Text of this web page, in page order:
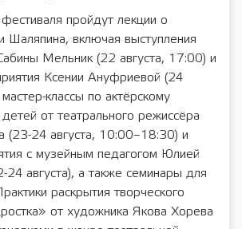
фестиваля пройдут лекции о
Шаляпина, включая выступления
Мельник (22 августа, 17:00) и
Ксении Ануфриевой (24
классы по актёрскому
от театрального режиссёра
(23-24 августа, 10:00–18:30) и
с музейным педагогом Юлией
24 августа), а также семинары для
раскрытия творческого
от художника Якова Хорева